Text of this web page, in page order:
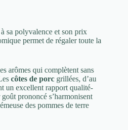
sa polyvalence et son prix
permet de régaler toute la
arômes qui complètent sans
côtes de porc grillées, d’au
un excellent rapport qualité-
prononcé s’harmonisent
des pommes de terre